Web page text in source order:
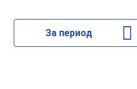
За период